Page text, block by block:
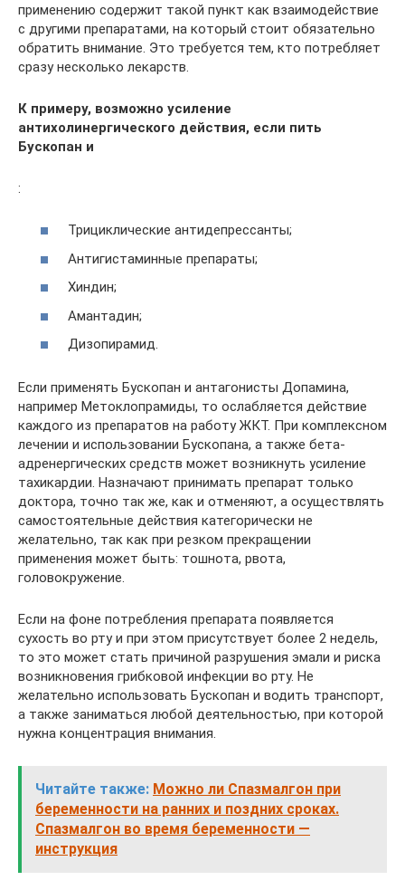
применению содержит такой пункт как взаимодействие
с другими препаратами, на который стоит обязательно
обратить внимание. Это требуется тем, кто потребляет
сразу несколько лекарств.
К примеру, возможно усиление
антихолинергического действия, если пить
Бускопан и
:
Трициклические антидепрессанты;
Антигистаминные препараты;
Хиндин;
Амантадин;
Дизопирамид.
Если применять Бускопан и антагонисты Допамина,
например Метоклопрамиды, то ослабляется действие
каждого из препаратов на работу ЖКТ. При комплексном
лечении и использовании Бускопана, а также бета-
адренергических средств может возникнуть усиление
тахикардии. Назначают принимать препарат только
доктора, точно так же, как и отменяют, а осуществлять
самостоятельные действия категорически не
желательно, так как при резком прекращении
применения может быть: тошнота, рвота,
головокружение.
Если на фоне потребления препарата появляется
сухость во рту и при этом присутствует более 2 недель,
то это может стать причиной разрушения эмали и риска
возникновения грибковой инфекции во рту. Не
желательно использовать Бускопан и водить транспорт,
а также заниматься любой деятельностью, при которой
нужна концентрация внимания.
Читайте также: Можно ли Спазмалгон при
беременности на ранних и поздних сроках.
Спазмалгон во время беременности —
инструкция